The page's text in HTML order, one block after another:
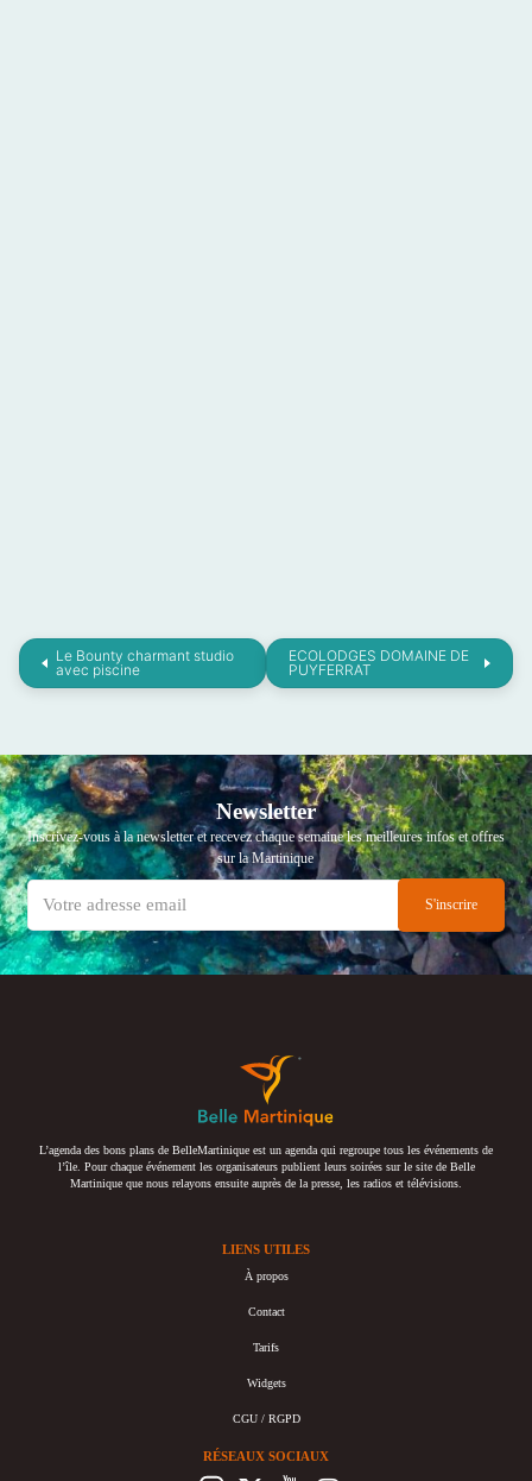
Le Bounty charmant studio
avec piscine
ECOLODGES DOMAINE DE
PUYFERRAT
Newsletter
Inscrivez-vous à la newsletter et recevez chaque semaine les meilleures infos et offres
sur la Martinique
L’agenda des bons plans de BelleMartinique est un agenda qui regroupe tous les événements de
l’île. Pour chaque événement les organisateurs publient leurs soirées sur le site de Belle
Martinique que nous relayons ensuite auprès de la presse, les radios et télévisions.
LIENS UTILES
À propos
Contact
Tarifs
Widgets
CGU / RGPD
RÉSEAUX SOCIAUX